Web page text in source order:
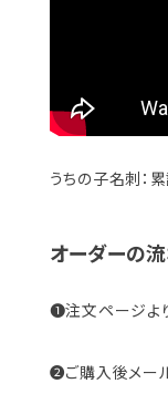
うちの子名刺：
オーダーの
❶注文ページより
❷ご購入後メー